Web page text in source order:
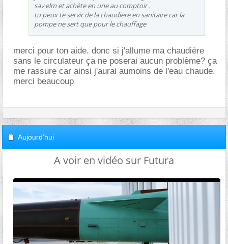
sav elm et achète en une au comptoir .
tu peux te servir de la chaudiere en sanitaire car la
pompe ne sert que pour le chauffage
merci pour ton aide. donc si j'allume ma chaudière
sans le circulateur ça ne poserai aucun problème? ça
me rassure car ainsi j'aurai aumoins de l'eau chaude.
merci beaucoup
Aujourd'hui
A voir en vidéo sur Futura